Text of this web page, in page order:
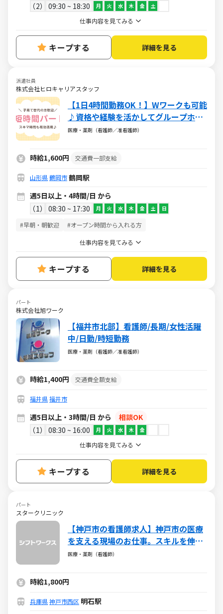
2 09:30 ~ 18:30 月 火 水 木 金 土
仕事内容を見てみる
キープする 詳細を見る
派遣社員
株式会社ヒロキャリアスタッフ
【1日4時間勤務OK！】Wワークも可能
♪資格や経験を活かしてグループホー
ムの看護師！
医療・薬剤（看護師／准看護師）
時給1,600円 交通費一部支給
山形県鶴岡市鶴岡駅
週5日以上・4時間/日 から
1
08:30 ~ 17:30 月 火 水 木 金 土 日
#早朝・朝歓迎 #オープン時間から入れる方
仕事内容を見てみる
キープする 詳細を見る
パート
株式会社旭ワーク
【福井市北部】看護師/長期/女性活躍
中/日勤/時短勤務
医療・薬剤（看護師／准看護師）
時給1,400円 交通費全額支給
福井県福井市
週5日以上・3時間/日 から
相談OK
1
08:30 ~ 16:00 月 火 水 木 金
仕事内容を見てみる
キープする 詳細を見る
パート
スタークリニック
【神戸市の看護師​求人】神戸市の医療
を支える現場のお仕事。スキルを伸ば
せる環境です。
医療・薬剤（看護師）
時給1,800円
兵庫県神戸市西区 明石駅